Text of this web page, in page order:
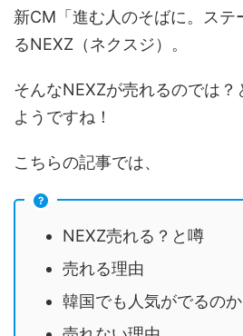
新CM「進む人のそばに。ステ
るNEXZ（ネクスジ）。
そんなNEXZが売れるのでは？
ようですね！
こちらの記事では、
NEXZ売れる？と噂
売れる理由
韓国でも人気がでるのか